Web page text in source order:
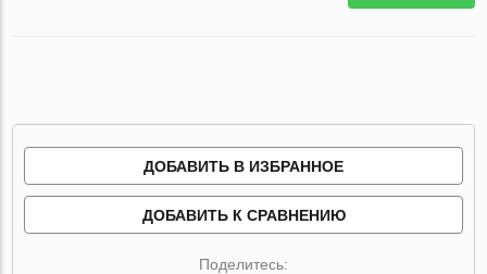
ДОБАВИТЬ В ИЗБРАННОЕ
ДОБАВИТЬ К СРАВНЕНИЮ
Поделитесь: